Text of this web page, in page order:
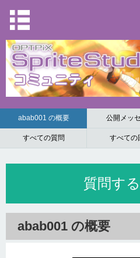
abab001 の概要 公開メッ
すべての質問 すべての
質問する
abab001 の概要